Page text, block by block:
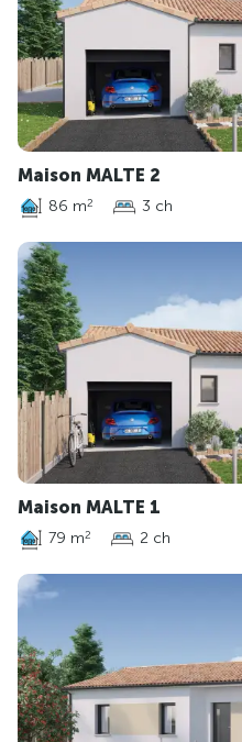
Maison MALTE 2
86 m2 3 ch
Maison MALTE 1
79 m2 2 ch